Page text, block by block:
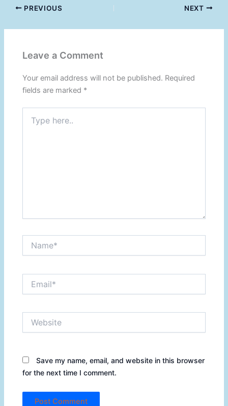
PREVIOUS NEXT
Leave a Comment
Your email address will not be published. Required
fields are marked *
here..
Save my name, email, and website in this browser
for the next time I comment.